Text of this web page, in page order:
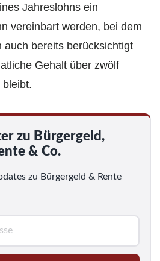
Jahreslohns ein
vereinbart werden, bei dem
auch bereits berücksichtigt
Gehalt über zwölf
bleibt.
zu Bürgergeld,
& Co.
zu Bürgergeld & Rente
M